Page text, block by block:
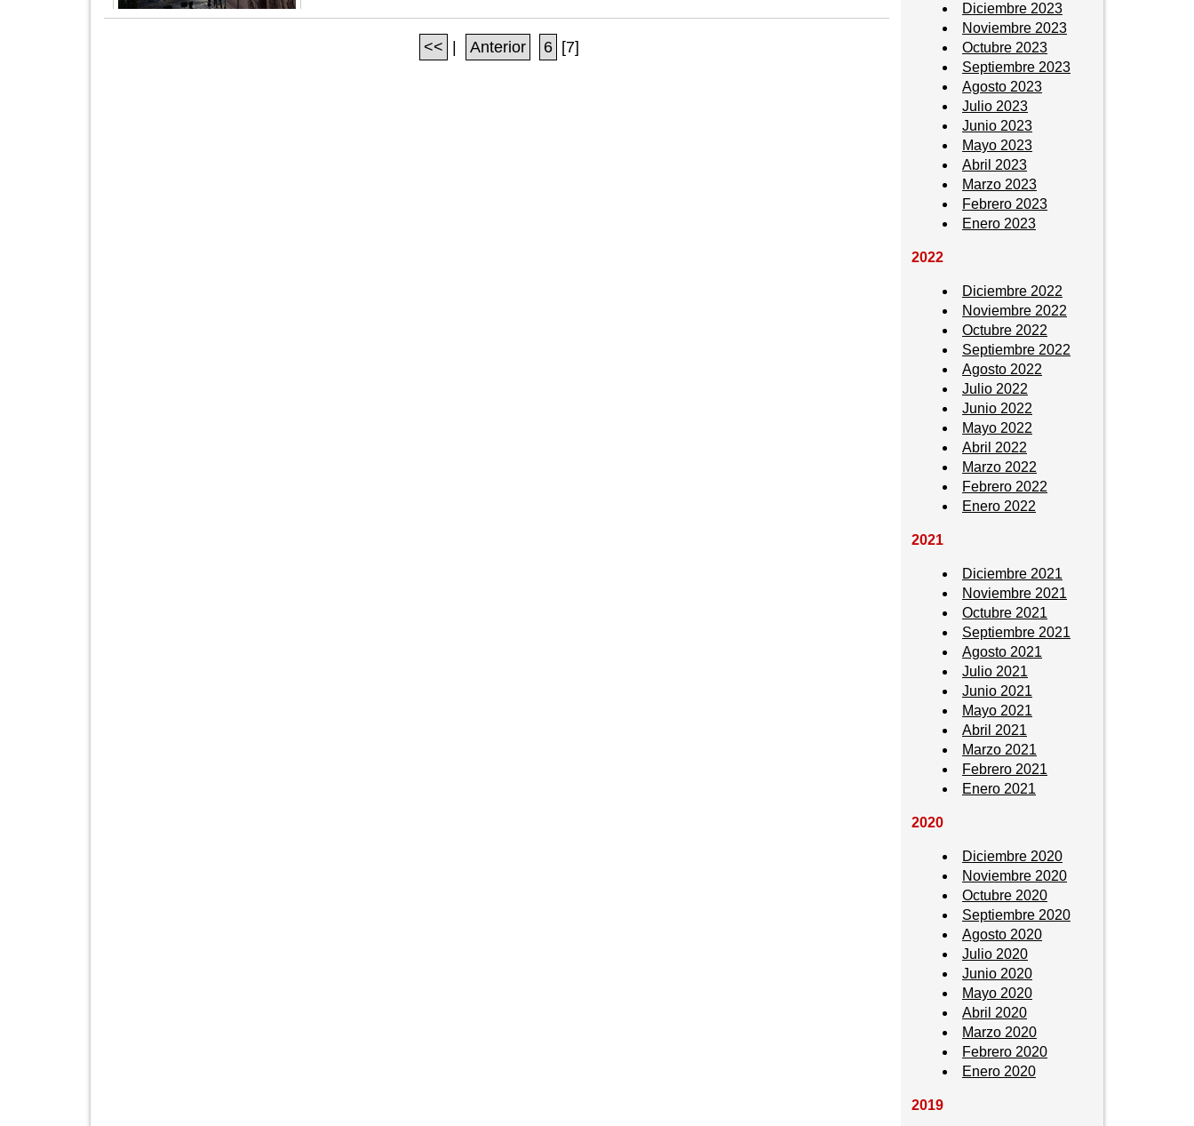
<< Anterior 6 [7]
Diciembre 2023
Noviembre 2023
Octubre 2023
Septiembre 2023
Agosto 2023
Julio 2023
Junio 2023
Mayo 2023
Abril 2023
Marzo 2023
Febrero 2023
Enero 2023
2022
Diciembre 2022
Noviembre 2022
Octubre 2022
Septiembre 2022
Agosto 2022
Julio 2022
Junio 2022
Mayo 2022
Abril 2022
Marzo 2022
Febrero 2022
Enero 2022
2021
Diciembre 2021
Noviembre 2021
Octubre 2021
Septiembre 2021
Agosto 2021
Julio 2021
Junio 2021
Mayo 2021
Abril 2021
Marzo 2021
Febrero 2021
Enero 2021
2020
Diciembre 2020
Noviembre 2020
Octubre 2020
Septiembre 2020
Agosto 2020
Julio 2020
Junio 2020
Mayo 2020
Abril 2020
Marzo 2020
Febrero 2020
Enero 2020
2019